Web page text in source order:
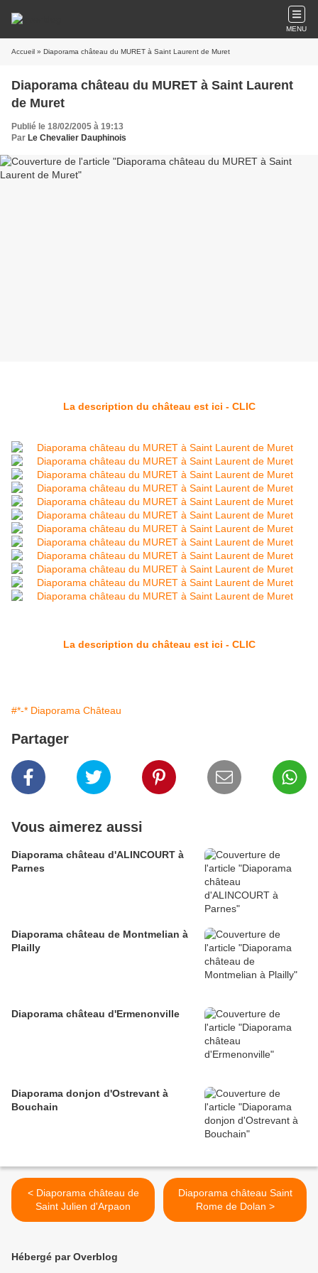
MENU
Accueil » Diaporama château du MURET à Saint Laurent de Muret
Diaporama château du MURET à Saint Laurent
de Muret
Publié le 18/02/2005 à 19:13
Par Le Chevalier Dauphinois
La description du château est ici - CLIC
La description du château est ici - CLIC
#*-* Diaporama Château
Partager
Vous aimerez aussi
Diaporama château d'ALINCOURT à
Parnes
Diaporama château de Montmelian à
Plailly
Diaporama château d'Ermenonville
Diaporama donjon d'Ostrevant à
Bouchain
< Diaporama château de
Saint Julien d'Arpaon
Diaporama château Saint
Rome de Dolan >
Hébergé par Overblog